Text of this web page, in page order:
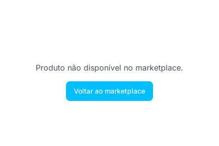
Produto não disponível no marketplace.
Voltar ao marketplace